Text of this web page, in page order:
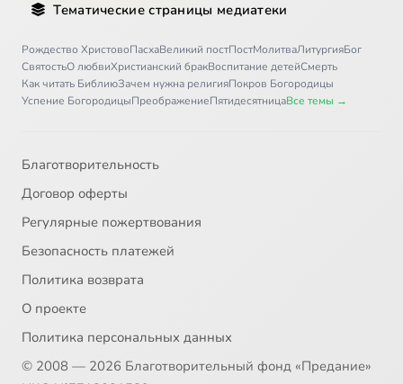
Тематические страницы медиатеки
Рождество ХристовоПасхаВеликий постПостМолитваЛитургияБог
СвятостьО любвиХристианский бракВоспитание детейСмерть
Как читать БиблиюЗачем нужна религияПокров Богородицы
Успение БогородицыПреображениеПятидесятницаВсе темы →
Благотворительность
Договор оферты
Регулярные пожертвования
Безопасность платежей
Политика возврата
О проекте
Политика персональных данных
© 2008 — 2026 Благотворительный фонд «Предание»